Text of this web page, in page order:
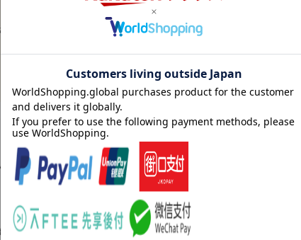
さん 30代・愛知県 男の子4歳）
【情報提
、たくさんつくっています。２才から入学前まで。
所を経てフリーイラストレーターになる。グリーティングカー